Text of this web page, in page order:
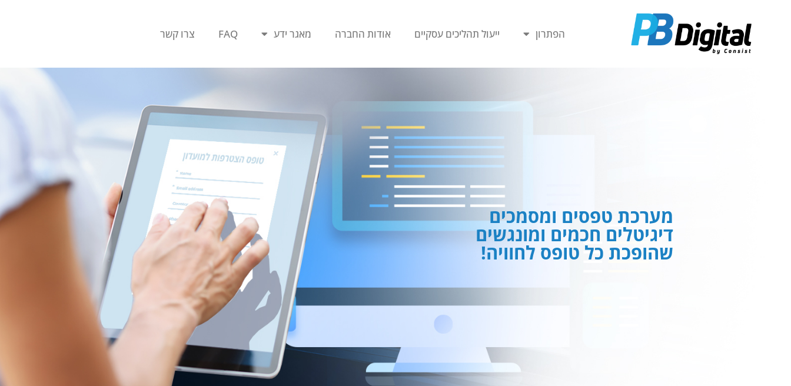
הפתרון ייעול תהליכים עסקיים אודות החברה מאגר ידע FAQ צרו קשר
מערכת טפסים ומסמכים
דיגיטלים חכמים ומונגשים
שהופכת כל טופס לחוויה!